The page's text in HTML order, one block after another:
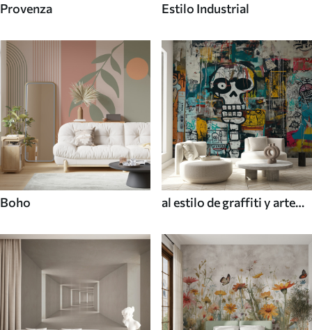
Provenza Estilo Industrial
Boho
al estilo de graffiti y arte